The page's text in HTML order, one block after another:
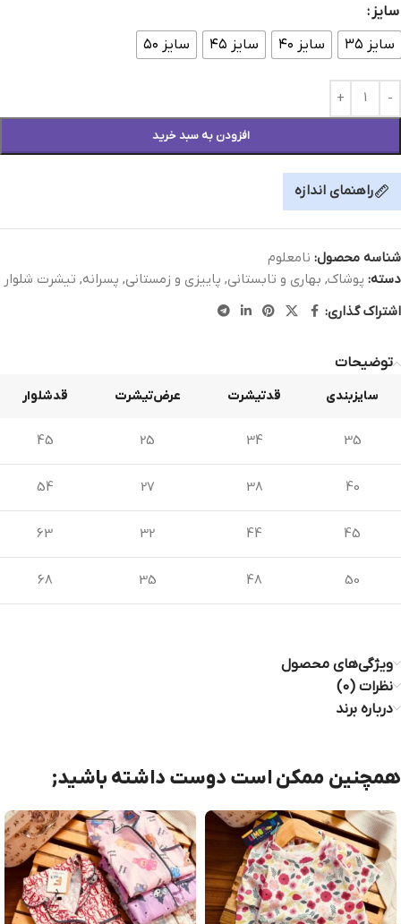
سایز
سایز ۳۵
سایز ۴۰ سایز ۴۵ سایز ۵۰
افزودن به سبد خرید
راهنمای اندازه
شناسه محصول: نامعلوم
دسته: پوشاک, بهاری و تابستانی, پاییزی و زمستانی, پسرانه, تیشرت شلوار
اشتراک گذاری:
توضیحات
سایزبندی قدتیشرت عرض‌تیشرت قدشلوار
35
34
25
45
40
38
27
54
45
44
32
63
50
48
35
68
ویژگی‌های محصول
نظرات (0)
درباره برند
همچنین ممکن است دوست داشته باشید;